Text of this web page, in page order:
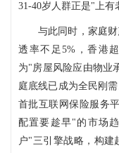
31-40岁人群正是"上有
与此同时，家庭
透率不足5%，香港
为"房屋风险应由物业
庭底线已成为全民刚
首批互联网保险服务
配置要趁早"的市场
户"三引擎战略，构建